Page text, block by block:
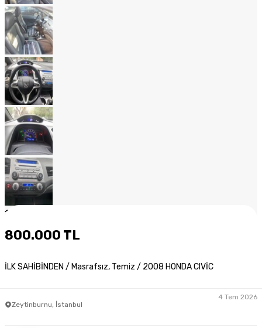
1
800.000 TL
İLK SAHİBİNDEN / Masrafsız, Temiz / 2008 HONDA CIVİC
Zeytinburnu, İstanbul
4 Tem 2026